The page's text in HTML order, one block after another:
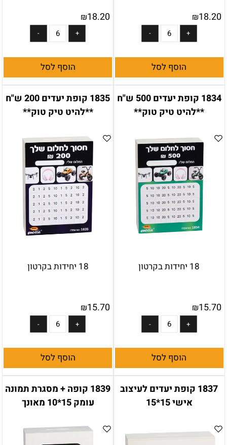
₪18.20
הוסף לסל
₪18.20
הוסף לסל
1834 קופת יעדים 500 ש"ח
**להיט טיק טוק**
18 יחידות בקרטון
₪15.70
הוסף לסל
1835 קופת יעדים 200 ש"ח
**להיט טיק טוק**
18 יחידות בקרטון
₪15.70
הוסף לסל
1837 קופת יעדים לעיצוב
אישי 15*15
1839 קופה + מסגרת תמונה
עומק 15*10 מאונך